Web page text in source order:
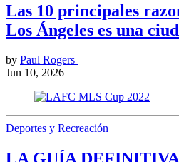
Las 10 principales
Los Ángeles es una
by Paul Rogers
Jun 10, 2026
Deportes y Recreación